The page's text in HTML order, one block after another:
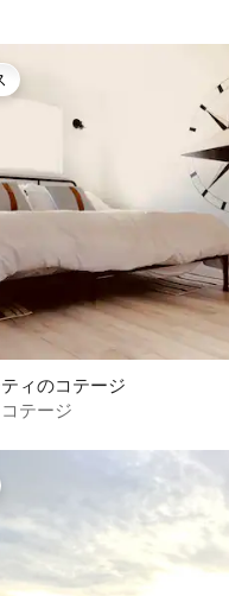
イスです。
ィのコテージ
テージ